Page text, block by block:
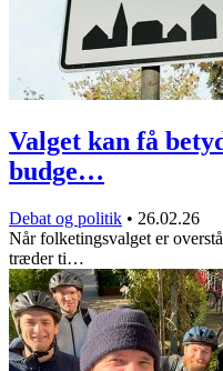
Valget kan få
budge…
Debat og politik • 26.02.26
Når folketingsvalget er
træder ti…